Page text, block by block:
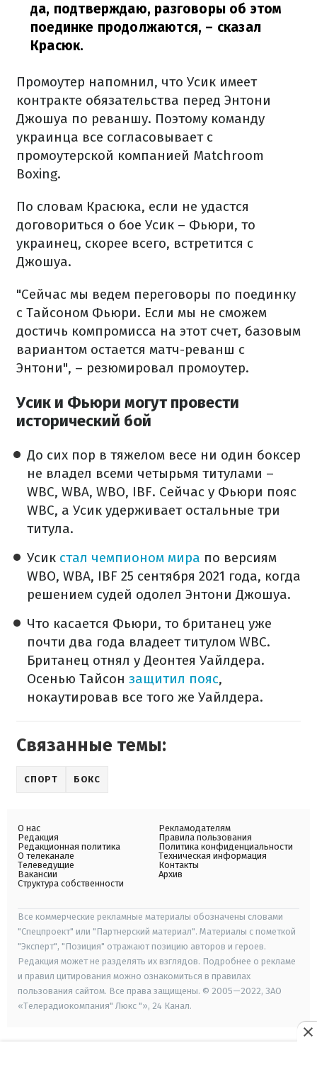
да, подтверждаю, разговоры об этом
поединке продолжаются, – сказал
Красюк.
Промоутер напомнил, что Усик имеет
контракте обязательства перед Энтони
Джошуа по реваншу. Поэтому команду
украинца все согласовывает с
промоутерской компанией Matchroom
Boxing.
По словам Красюка, если не удастся
договориться о бое Усик – Фьюри, то
украинец, скорее всего, встретится с
Джошуа.
"Сейчас мы ведем переговоры по поединку
с Тайсоном Фьюри. Если мы не сможем
достичь компромисса на этот счет, базовым
вариантом остается матч-реванш с
Энтони", – резюмировал промоутер.
Усик и Фьюри могут провести
исторический бой
До сих пор в тяжелом весе ни один боксер
не владел всеми четырьмя титулами –
WBC, WBA, WBO, IBF. Сейчас у Фьюри пояс
WBC, а Усик удерживает остальные три
титула.
Усик стал чемпионом мира по версиям
WBO, WBA, IBF 25 сентября 2021 года, когда
решением судей одолел Энтони Джошуа.
Что касается Фьюри, то британец уже
почти два года владеет титулом WBC.
Британец отнял у Деонтея Уайлдера.
Осенью Тайсон защитил пояс,
нокаутировав все того же Уайлдера.
Связанные темы:
СПОРТ БОКС
О нас
Редакция
Редакционная политика
О телеканале
Телеведущие
Вакансии
Структура собственности
Рекламодателям
Правила пользования
Политика конфиденциальности
Техническая информация
Контакты
Архив
Все коммерческие рекламные материалы обозначены словами
"Спецпроект" или "Партнерский материал". Материалы с пометкой
"Эксперт", "Позиция" отражают позицию авторов и героев.
Редакция может не разделять их взглядов. Подробнее о рекламе
и правил цитирования можно ознакомиться в правилах
пользования сайтом. Все права защищены. © 2005—2022, ЗАО
«Телерадиокомпания" Люкс "», 24 Канал.